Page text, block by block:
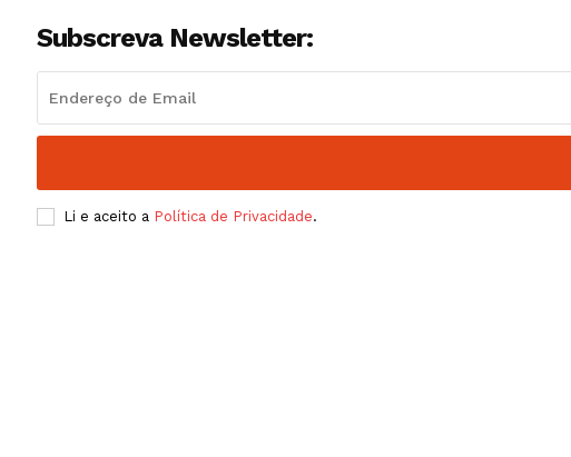
Subscreva Newsletter:
Li e aceito a Política de Privacidade.